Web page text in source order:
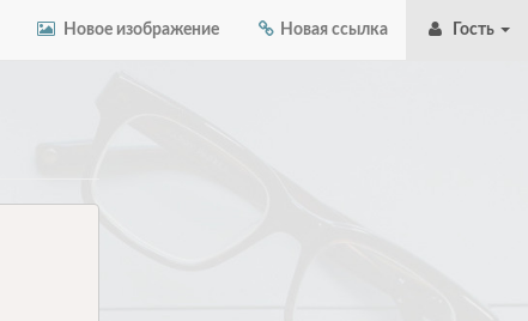
Новое изображение Новая ссылка Гость